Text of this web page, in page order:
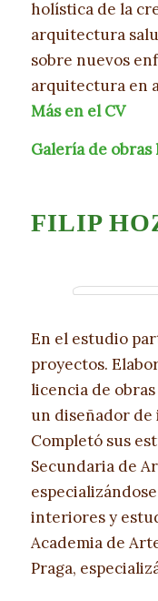
holística de la
arquitectura
sobre nuevos
arquitectura en
Más en el CV
Galería de obras
FILIP
En el estudio
proyectos.
licencia de
un diseñador
Completó sus
Secundaria de
interiores y
Academia de
Praga,